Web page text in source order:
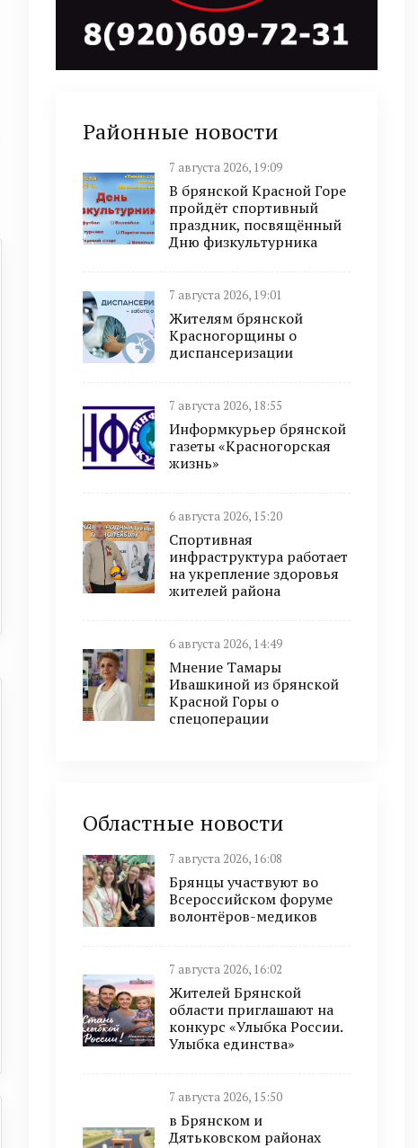
Районные новости
7 августа 2026, 19:09
В брянской Красной Горе
пройдёт спортивный
праздник, посвящённый
Дню физкультурника
7 августа 2026, 19:01
Жителям брянской
Красногорщины о
диспансеризации
7 августа 2026, 18:55
Информкурьер брянской
газеты «Красногорская
жизнь»
6 августа 2026, 15:20
Спортивная
инфраструктура работает
на укрепление здоровья
жителей района
6 августа 2026, 14:49
Мнение Тамары
Ивашкиной из брянской
Красной Горы о
спецоперации
Областные новости
7 августа 2026, 16:08
Брянцы участвуют во
Всероссийском форуме
волонтёров-медиков
7 августа 2026, 16:02
Жителей Брянской
области приглашают на
конкурс «Улыбка России.
Улыбка единства»
7 августа 2026, 15:50
в Брянском и
Дятьковском районах